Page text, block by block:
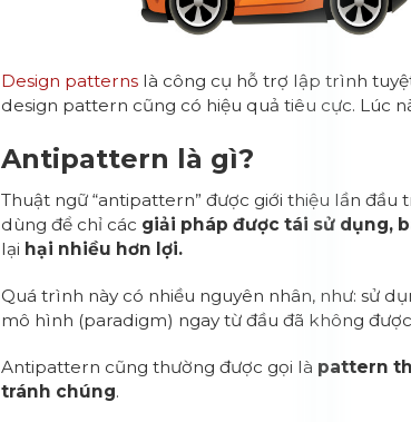
Design patterns là công cụ hỗ trợ lập trình
design pattern cũng có hiệu quả tiêu cực. Lúc
Antipattern là gì?
Thuật ngữ “antipattern” được giới thiệu lần
dùng để chỉ các giải pháp được tái sử dụng,
lại hại nhiều hơn lợi.
Quá trình này có nhiều nguyên nhân, như: sử
mô hình (paradigm) ngay từ đầu đã không
Antipattern cũng thường được gọi là pattern
tránh chúng.